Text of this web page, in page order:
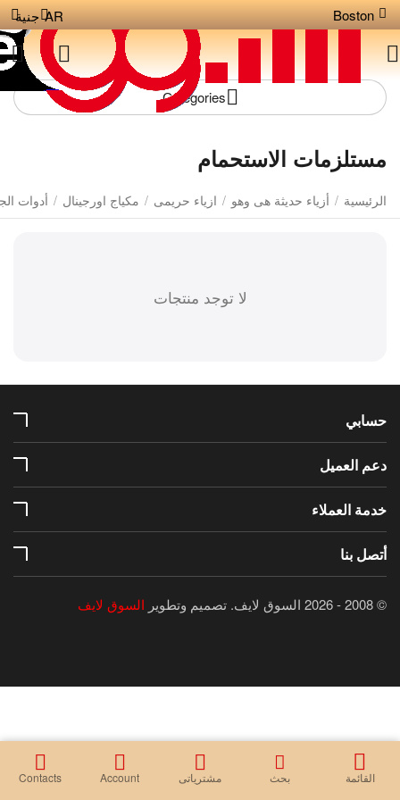
Boston جنية AR
Сategories
مستلزمات الاستحمام
الرئيسية / أزياء حديثة هى وهو / ازياء حريمى / مكياج اورجينال / أدوات
لا توجد منتجات
حسابي
دعم العميل
خدمة العملاء
أتصل بنا
© 2008 - 2026 السوق لايف. تصميم وتطوير السوق لايف
القائمة بحث مشترياتى Account
Contacts